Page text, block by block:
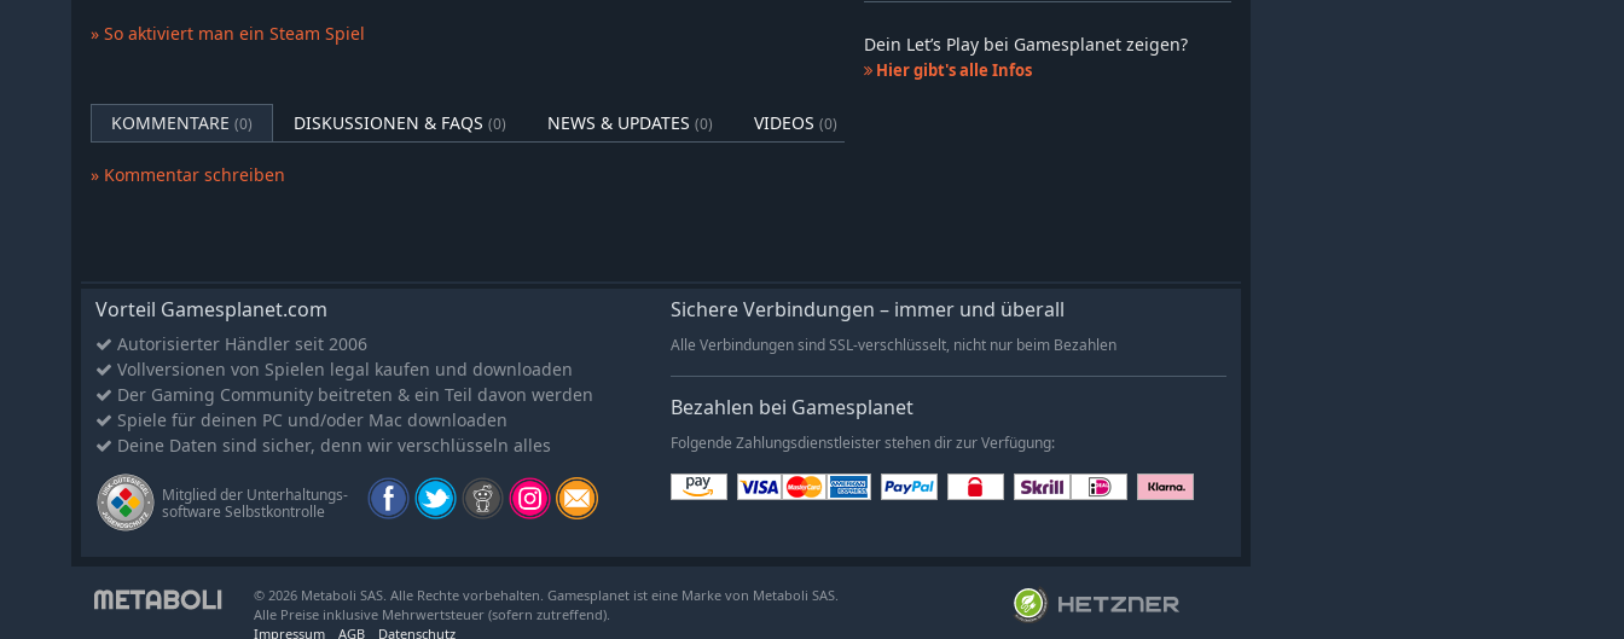
» So aktiviert man ein Steam Spiel
KOMMENTARE (0) DISKUSSIONEN & FAQS (0) NEWS & UPDATES (0) VIDEOS (0)
» Kommentar schreiben
Dein Let’s Play bei Gamesplanet zeigen?
Hier gibt's alle Infos
Vorteil Gamesplanet.com
Autorisierter Händler seit 2006
Vollversionen von Spielen legal kaufen und downloaden
Der Gaming Community beitreten & ein Teil davon werden
Spiele für deinen PC und/oder Mac downloaden
Deine Daten sind sicher, denn wir verschlüsseln alles
Mitglied der Unterhaltungs-
software Selbstkontrolle
Sichere Verbindungen – immer und überall
Alle Verbindungen sind SSL-verschlüsselt, nicht nur beim Bezahlen
Bezahlen bei Gamesplanet
Folgende Zahlungsdienstleister stehen dir zur Verfügung:
© 2026 Metaboli SAS. Alle Rechte vorbehalten. Gamesplanet ist eine Marke von Metaboli SAS.
Alle Preise inklusive Mehrwertsteuer (sofern zutreffend).
Impressum
AGB Datenschutz